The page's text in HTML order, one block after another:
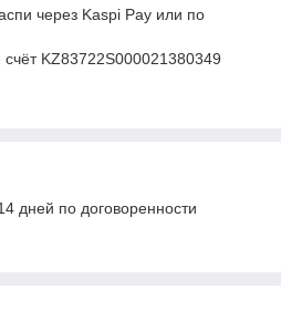
через Kaspi Pay или по
KZ83722S000021380349
дней по договоренности